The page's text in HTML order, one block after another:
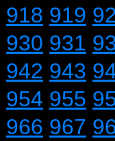
918 919
930 931
942 943
954 955
966 967